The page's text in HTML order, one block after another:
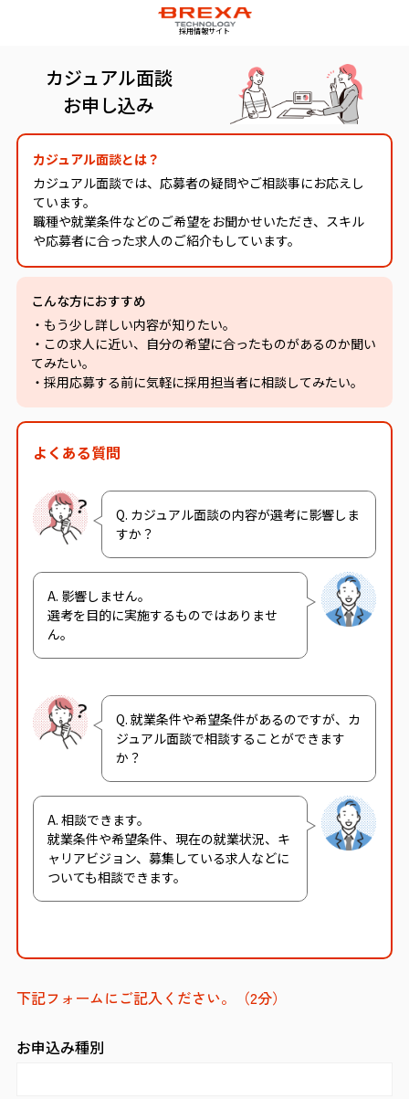
採用情報サイト
カジュアル面談
お申し込み
カジュアル面談とは？
カジュアル面談では、応募者の疑問やご相談事にお応えし
ています。
職種や就業条件などのご希望をお聞かせいただき、スキル
や応募者に合った求人のご紹介もしています。
こんな方におすすめ
・もう少し詳しい内容が知りたい。
・この求人に近い、自分の希望に合ったものがあるのか聞い
てみたい。
・採用応募する前に気軽に採用担当者に相談してみたい。
よくある質問
Q. カジュアル面談の内容が選考に影響しま
すか？
A. 影響しません。
選考を目的に実施するものではありませ
ん。
Q. 就業条件や希望条件があるのですが、カ
ジュアル面談で相談することができます
か？
A. 相談できます。
就業条件や希望条件、現在の就業状況、キ
ャリアビジョン、募集している求人などに
ついても相談できます。
下記フォームにご記入ください。（2分）
お申込み種別